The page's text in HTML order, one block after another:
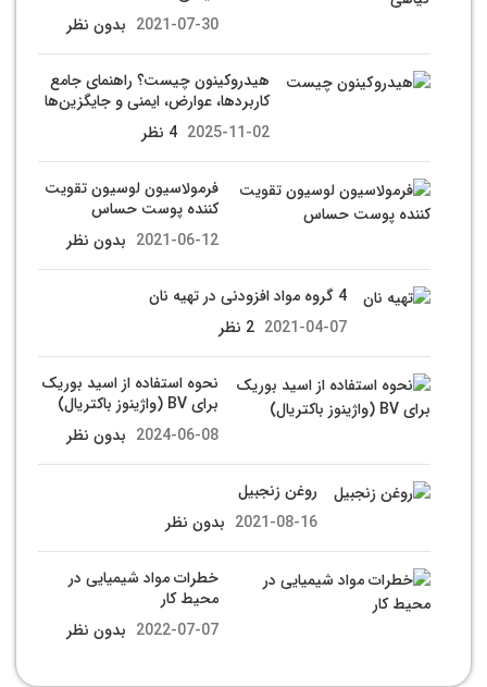
2021-07-30 بدون نظر
هیدروکینون چیست؟ راهنمای جامع
کاربردها، عوارض، ایمنی و جایگزین‌ها
2025-11-02 4 نظر
فرمولاسیون لوسیون تقویت
کننده پوست حساس
2021-06-12 بدون نظر
4 گروه مواد افزودنی در تهیه نان
2021-04-07 2 نظر
نحوه استفاده از اسید بوریک
برای BV (واژینوز باکتریال)
2024-06-08 بدون نظر
روغن زنجبیل
2021-08-16 بدون نظر
خطرات مواد شیمیایی در
محیط کار
2022-07-07 بدون نظر